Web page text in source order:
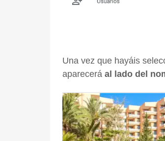
Una vez que hayáis
aparecerá al lado del